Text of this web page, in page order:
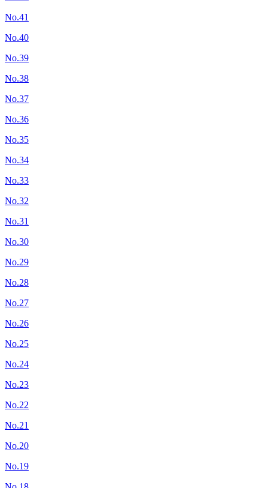
No.41
No.40
No.39
No.38
No.37
No.36
No.35
No.34
No.33
No.32
No.31
No.30
No.29
No.28
No.27
No.26
No.25
No.24
No.23
No.22
No.21
No.20
No.19